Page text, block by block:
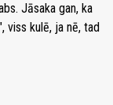
Jāsaka gan, ka
kulē, ja nē, tad